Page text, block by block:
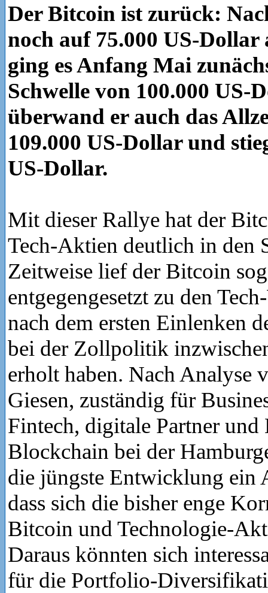
Der Bitcoin ist zurück:
noch auf 75.000 US-Dollar
ging es Anfang Mai
Schwelle von 100.000 US-
überwand er auch das
109.000 US-Dollar und
US-Dollar.
Mit dieser Rallye hat der
Tech-Aktien deutlich in den
Zeitweise lief der Bitcoin
entgegengesetzt zu den
nach dem ersten Einlenken
bei der Zollpolitik
erholt haben. Nach Analyse
Giesen, zuständig für
Fintech, digitale Partner
Blockchain bei der
die jüngste Entwicklung ein
dass sich die bisher enge
Bitcoin und Technologie-
Daraus könnten sich
für die Portfolio-